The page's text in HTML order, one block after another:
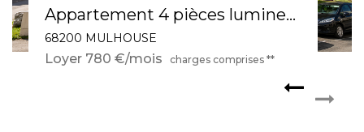
Appartement 4 pièces lumineux à louer au dernier étage à Mulhouse
68200 MULHOUSE
Loyer 780 €/mois charges comprises **